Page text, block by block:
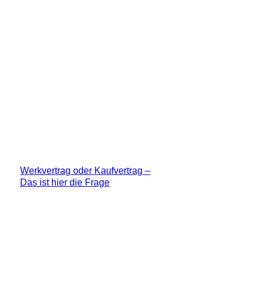
Werkvertrag oder Kaufvertrag –
Das ist hier die Frage